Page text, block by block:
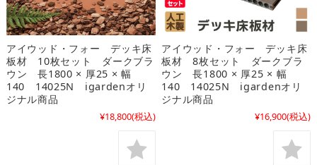
アイウッド・フォー デッキ床
板材 10枚セット ダークブラ
ウン 長1800 × 厚25 × 幅
140 14025N igardenオリ
ジナル商品
¥18,800(税込)
アイウッド・フォー デッキ床
板材 8枚セット ダークブラ
ウン 長1800 × 厚25 × 幅
140 14025N igardenオリ
ジナル商品
¥16,900(税込)